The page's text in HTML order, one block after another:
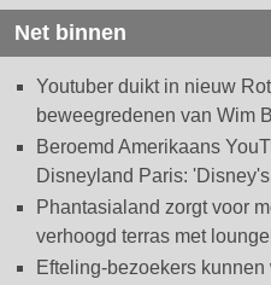
Net binnen
Youtuber duikt in nieuw
beweegredenen van Wim
Beroemd Amerikaans
Disneyland Paris:
Phantasialand zorgt voor
verhoogd terras met
Efteling-bezoekers